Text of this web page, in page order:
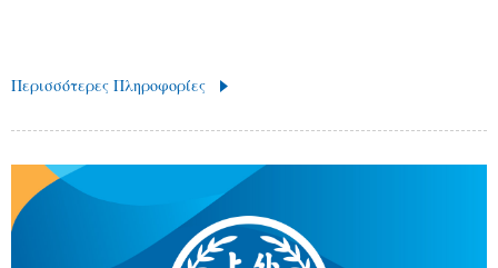
Περισσότερες Πληροφορίες